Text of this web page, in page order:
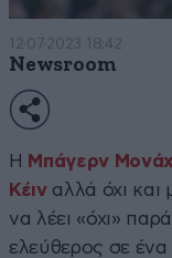
12·07·2023 18:42
Newsroom
Η Μπάγερν
Κέιναλλά όχι και
να λέει «όχι»
ελεύθερος σε